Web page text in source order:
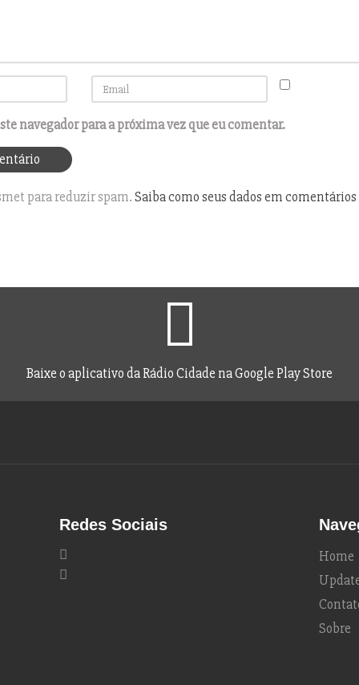
navegador para a próxima vez que eu comentar.
para reduzir spam.Saiba como seus dados em comentários
Baixe o aplicativo da Rádio Cidade na Google Play Store
Redes Sociais
Home
Sobre